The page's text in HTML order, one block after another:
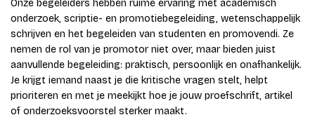
Onze begeleiders hebben ruime ervaring met academisch
onderzoek, scriptie- en promotiebegeleiding, wetenschappelijk
schrijven en het begeleiden van studenten en promovendi. Ze
nemen de rol van je promotor niet over, maar bieden juist
aanvullende begeleiding: praktisch, persoonlijk en onafhankelijk.
Je krijgt iemand naast je die kritische vragen stelt, helpt
prioriteren en met je meekijkt hoe je jouw proefschrift, artikel
of onderzoeksvoorstel sterker maakt.